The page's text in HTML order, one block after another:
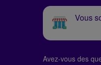
Vous
Avez-vous des